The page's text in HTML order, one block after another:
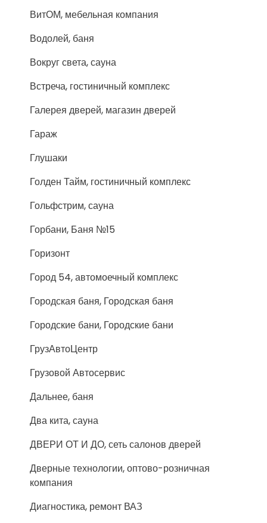
ВитОМ, мебельная компания
Водолей, баня
Вокруг света, сауна
Встреча, гостиничный комплекс
Галерея дверей, магазин дверей
Гараж
Глушаки
Голден Тайм, гостиничный комплекс
Гольфстрим, сауна
Горбани, Баня №15
Горизонт
Город 54, автомоечный комплекс
Городская баня, Городская баня
Городские бани, Городские бани
ГрузАвтоЦентр
Грузовой Автосервис
Дальнее, баня
Два кита, сауна
ДВЕРИ ОТ И ДО, сеть салонов дверей
Дверные технологии, оптово-розничная
компания
Диагностика, ремонт ВАЗ